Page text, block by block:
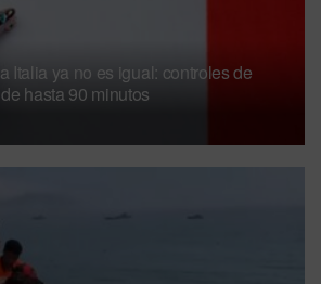
Italia ya no es igual: controles de
hasta 90 minutos